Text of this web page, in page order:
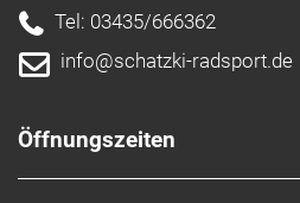
Tel: 03435/666362
info@schatzki-radsport.de
Öffnungszeiten